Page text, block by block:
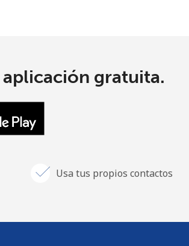
gratuita.
Usa tus propios contactos